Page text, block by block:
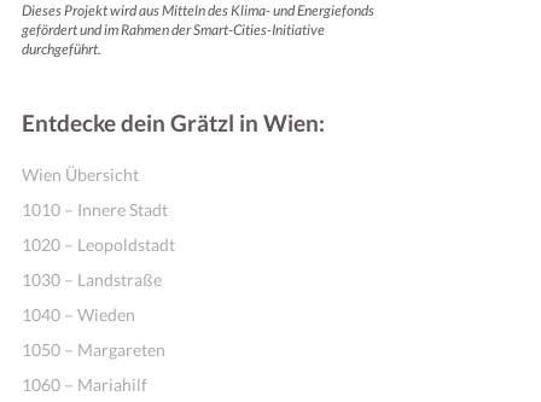
Dieses Projekt wird aus Mitteln des Klima- und Energiefonds
gefördert und im Rahmen der Smart-Cities-Initiative
durchgeführt.
Entdecke dein Grätzl in Wien:
Wien Übersicht
1010 – Innere Stadt
1020 – Leopoldstadt
1030 – Landstraße
1040 – Wieden
1050 – Margareten
1060 – Mariahilf